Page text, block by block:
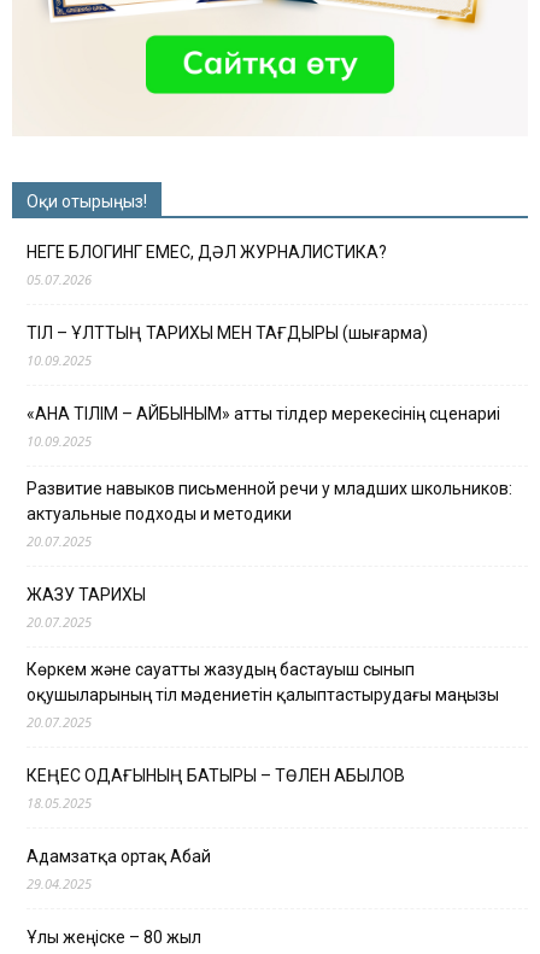
Оқи отырыңыз!
НЕГЕ БЛОГИНГ ЕМЕС, ДӘЛ ЖУРНАЛИСТИКА?
05.07.2026
ТІЛ – ҰЛТТЫҢ ТАРИХЫ МЕН ТАҒДЫРЫ (шығарма)
10.09.2025
«АНА ТІЛІМ – АЙБЫНЫМ» атты тілдер мерекесінің сценариі
10.09.2025
Развитие навыков письменной речи у младших школьников:
актуальные подходы и методики
20.07.2025
ЖАЗУ ТАРИХЫ
20.07.2025
Көркем және сауатты жазудың бастауыш сынып
оқушыларының тіл мәдениетін қалыптастырудағы маңызы
20.07.2025
КЕҢЕС ОДАҒЫНЫҢ БАТЫРЫ – ТӨЛЕН ҚАБЫЛОВ
18.05.2025
Адамзатқа ортақ Абай
29.04.2025
Ұлы жеңіске – 80 жыл